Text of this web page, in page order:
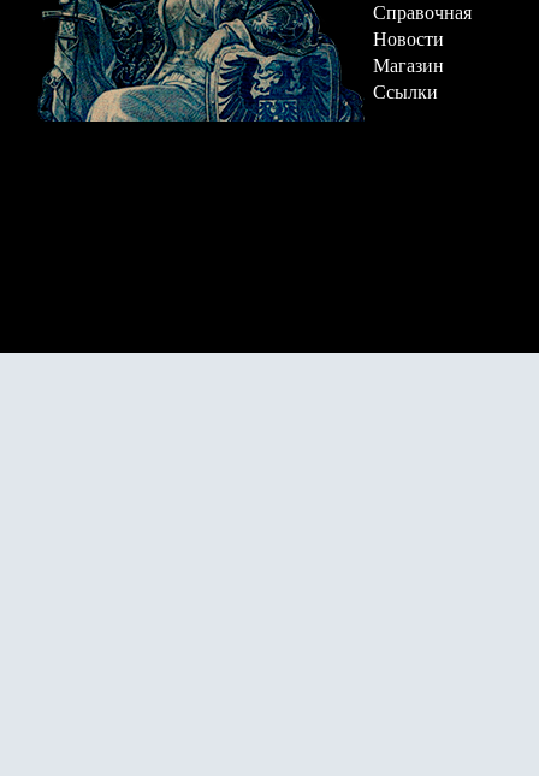
Справочная
Новости
Магазин
Ссылки